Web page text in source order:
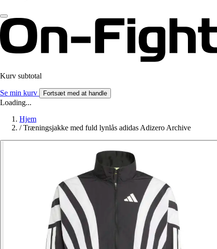
Kurv subtotal
Se min kurv Fortsæt med at handle
Loading...
Hjem
/ Træningsjakke med fuld lynlås adidas Adizero Archive